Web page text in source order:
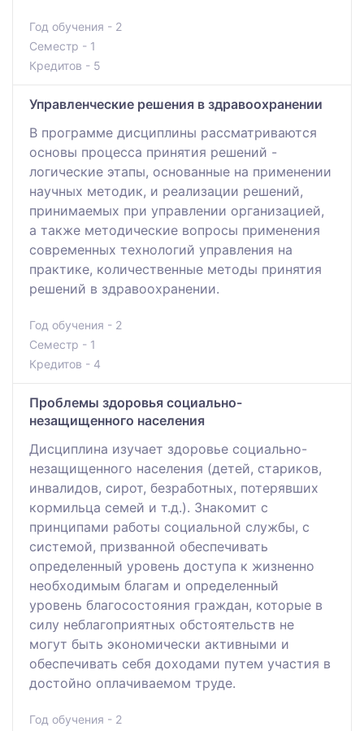
Год обучения - 2
Семестр - 1
Кредитов - 5
Управленческие решения в здравоохранении
В программе дисциплины рассматриваются
основы процесса принятия решений -
логические этапы, основанные на применении
научных методик, и реализации решений,
принимаемых при управлении организацией,
а также методические вопросы применения
современных технологий управления на
практике, количественные методы принятия
решений в здравоохранении.
Год обучения - 2
Семестр - 1
Кредитов - 4
Проблемы здоровья социально-
незащищенного населения
Дисциплина изучает здоровье социально-
незащищенного населения (детей, стариков,
инвалидов, сирот, безработных, потерявших
кормильца семей и т.д.). Знакомит с
принципами работы социальной службы, с
системой, призванной обеспечивать
определенный уровень доступа к жизненно
необходимым благам и определенный
уровень благосостояния граждан, которые в
силу неблагоприятных обстоятельств не
могут быть экономически активными и
обеспечивать себя доходами путем участия в
достойно оплачиваемом труде.
Год обучения - 2